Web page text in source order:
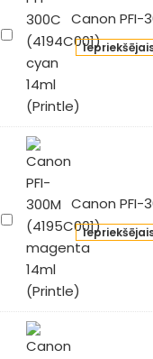
Canon
300C
(4194C001)
14ml
(Printle)
Canon PFI-
Canon
300M
(4195C001)
14ml
(Printle)
Canon PFI-